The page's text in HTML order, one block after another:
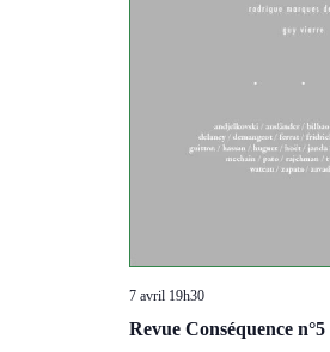
Revue Conséquence n°5
7 avril 19h30